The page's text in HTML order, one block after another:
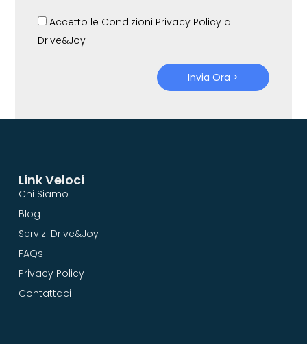
Accetto le Condizioni Privacy Policy di
Drive&Joy
Invia Ora >
Link Veloci
Chi Siamo
Blog
Servizi Drive&Joy
FAQs
Privacy Policy
Contattaci